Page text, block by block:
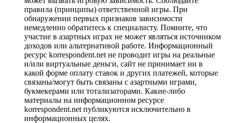
правила (принципы) ответственной игры. При
обнаружении первых признаков зависимости
немедленно обратитесь к специалисту. Помните, что
участие в азартных играх не может являться источником
доходов или альтернативой работе. Информационный
ресурс korrespondent.net не проводит игры на реальные
и/или виртуальные деньги, сайт не принимает ни в
какой форме оплату ставок и других платежей, которые
связаны/могут быть связаны с азартными играми,
букмекерами или тотализаторами. Какие-либо
материалы на информационном ресурсе
korrespondent.net публикуются исключительно в
информационных целях.